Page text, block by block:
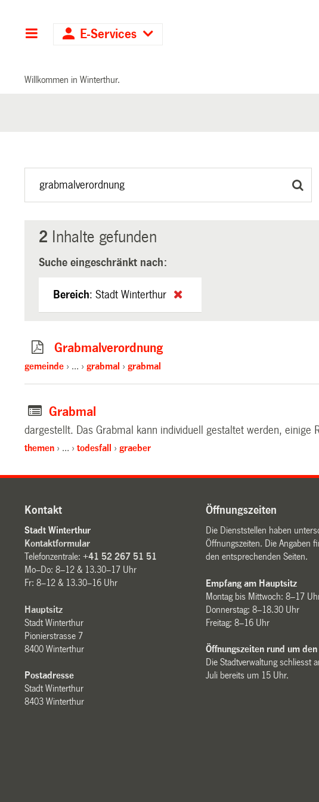
Hauptnavigation
E-Services
Willkommen in Winterthur.
2 Inhalte gefunden
Suche eingeschränkt nach:
Bereich:Stadt Winterthur
Grabmalverordnung
gemeinde … grabmal grabmal
Grabmal
dargestellt. Das Grabmal kann individuell gestaltet werden, einige
themen … todesfall graeber
Kontakt
Stadt Winterthur
Kontaktformular
Telefonzentrale:+41 52 267 51 51
Mo–Do: 8–12 & 13.30–17 Uhr
Fr: 8–12 & 13.30–16 Uhr
Hauptsitz
Stadt Winterthur
Pionierstrasse 7
8400 Winterthur
Postadresse
Stadt Winterthur
8403 Winterthur
Öffnungszeiten
Die Dienststellen haben
Öffnungszeiten. Die Angaben
den entsprechenden Seiten.
Empfang am Hauptsitz
Montag bis Mittwoch: 8–17
Donnerstag: 8–18.30 Uhr
Freitag: 8–16 Uhr
Öffnungszeiten rund um den
Die Stadtverwaltung schliesst
Juli bereits um 15 Uhr.